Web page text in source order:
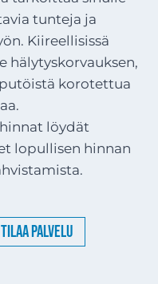
tunteja ja
Kiireellisissä
hälytyskorvauksen,
korotettua
löydät
lopullisen hinnan
palvelu